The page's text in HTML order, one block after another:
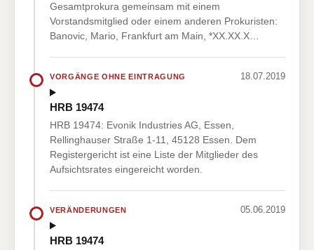
Gesamtprokura gemeinsam mit einem
Vorstandsmitglied oder einem anderen Prokuristen:
Banovic, Mario, Frankfurt am Main, *XX.XX.X…
VORGÄNGE OHNE EINTRAGUNG 18.07.2019
HRB 19474
HRB 19474: Evonik Industries AG, Essen,
Rellinghauser Straße 1-11, 45128 Essen. Dem
Registergericht ist eine Liste der Mitglieder des
Aufsichtsrates eingereicht worden.
VERÄNDERUNGEN 05.06.2019
HRB 19474